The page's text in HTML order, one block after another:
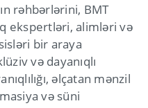
rəhbərlərini, BMT
ekspertləri, alimləri və
bir araya
və dayanıqlı
əlçatan mənzil
və süni